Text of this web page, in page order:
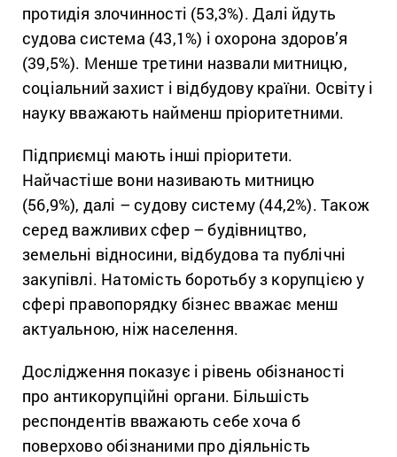
протидія злочинності (53,3%). Далі йдуть
судова система (43,1%) і охорона здоров’я
(39,5%). Менше третини назвали митницю,
соціальний захист і відбудову країни. Освіту і
науку вважають найменш пріоритетними.
Підприємці мають інші пріоритети.
Найчастіше вони називають митницю
(56,9%), далі – судову систему (44,2%). Також
серед важливих сфер – будівництво,
земельні відносини, відбудова та публічні
закупівлі. Натомість боротьбу з корупцією у
сфері правопорядку бізнес вважає менш
актуальною, ніж населення.
Дослідження показує і рівень обізнаності
про антикорупційні органи. Більшість
респондентів вважають себе хоча б
поверхово обізнаними про діяльність